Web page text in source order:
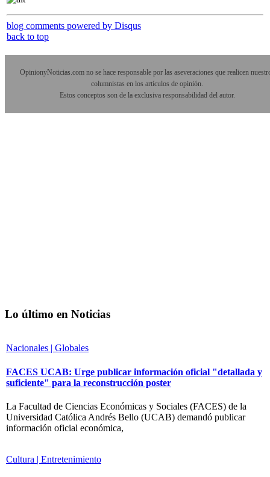
blog comments powered by Disqus
back to top
OpinionyNoticias.com no se hace responsable por las aseveraciones que realicen
columnistas en los artículos de opinión.
Estos conceptos son de la exclusiva responsabilidad del autor.
Lo último en Noticias
Nacionales | Globales
FACES UCAB: Urge publicar información oficial "detallada y
suficiente" para la reconstrucción poster
La Facultad de Ciencias Económicas y Sociales (FACES) de la
Universidad Católica Andrés Bello (UCAB) demandó publicar
información oficial económica,
Cultura | Entretenimiento